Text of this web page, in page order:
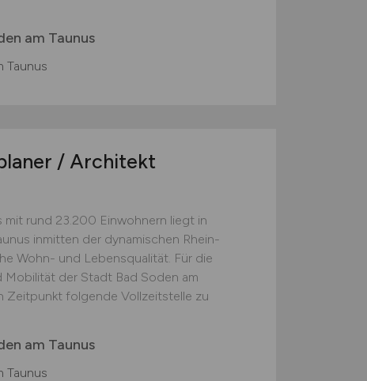
am Taunus
Taunus
/ Architekt
mit rund 23.200 Einwohnern liegt in
inmitten der dynamischen Rhein-
Wohn- und Lebensqualität. Für die
der Stadt Bad Soden am
Zeitpunkt folgende Vollzeitstelle zu
am Taunus
Taunus